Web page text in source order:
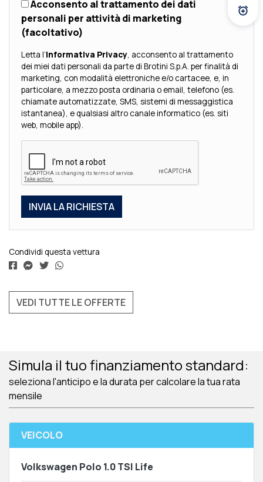
Acconsento al trattamento dei dati
personali per attività di marketing
(facoltativo)
Letta l’Informativa Privacy, acconsento al trattamento
dei miei dati personali da parte di Brotini S.p.A. per finalità di
marketing, con modalità elettroniche e/o cartacee, e, in
particolare, a mezzo posta ordinaria o email, telefono (es.
chiamate automatizzate, SMS, sistemi di messaggistica
istantanea), e qualsiasi altro canale informatico (es. siti
web, mobile app).
Condividi questa vettura
VEDI TUTTE LE OFFERTE
Simula il tuo finanziamento standard:
seleziona l'anticipo e la durata per calcolare la tua rata
mensile
VEICOLO
Volkswagen Polo 1.0 TSI Life